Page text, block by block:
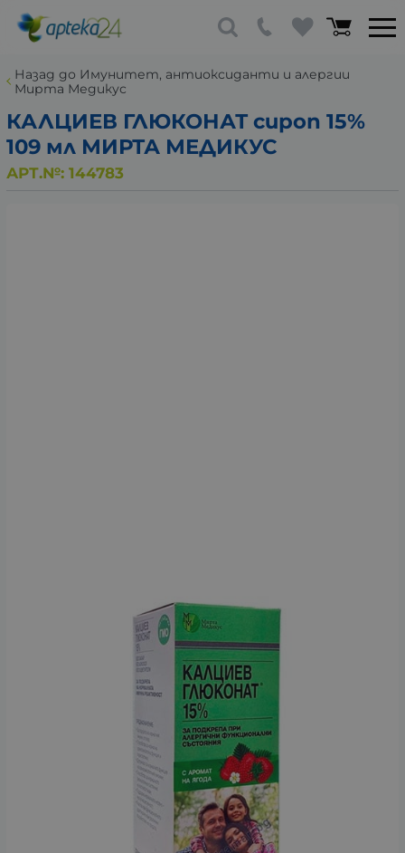
Назад до Имунитет, антиоксиданти и алергии
Мирта Медикус
КАЛЦИЕВ ГЛЮКОНАТ сироп 15%
109 мл МИРТА МЕДИКУС
АРТ.№: 144783